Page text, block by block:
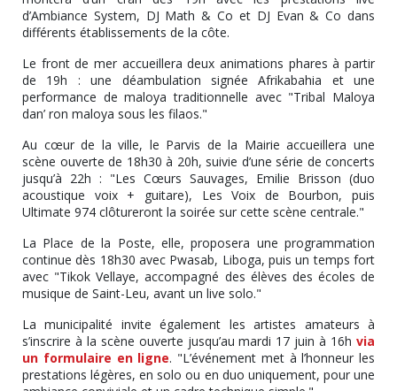
d’Ambiance System, DJ Math & Co et DJ Evan & Co dans
différents établissements de la côte.
Le front de mer accueillera deux animations phares à partir
de 19h : une déambulation signée Afrikabahia et une
performance de maloya traditionnelle avec "Tribal Maloya
dan’ ron maloya sous les filaos."
Au cœur de la ville, le Parvis de la Mairie accueillera une
scène ouverte de 18h30 à 20h, suivie d’une série de concerts
jusqu’à 22h : "Les Cœurs Sauvages, Emilie Brisson (duo
acoustique voix + guitare), Les Voix de Bourbon, puis
Ultimate 974 clôtureront la soirée sur cette scène centrale."
La Place de la Poste, elle, proposera une programmation
continue dès 18h30 avec Pwasab, Liboga, puis un temps fort
avec "Tikok Vellaye, accompagné des élèves des écoles de
musique de Saint-Leu, avant un live solo."
La municipalité invite également les artistes amateurs à
s’inscrire à la scène ouverte jusqu’au mardi 17 juin à 16h via
un formulaire en ligne. "L’événement met à l’honneur les
prestations légères, en solo ou en duo uniquement, pour une